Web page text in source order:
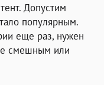
Допустим
популярным.
еще раз, нужен
смешным или